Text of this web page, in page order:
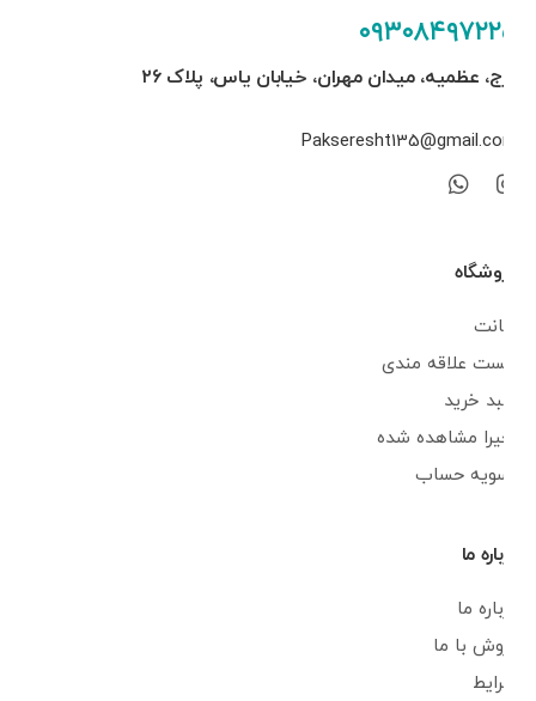
۰۹۳۰۸۴۹۷۲۲۵
کرج، عظمیه، میدان مهران، خیابان یاس، پلاک ۲۶
Pakseresht135@gmail.com
فروشگاه
اکانت
لیست علاقه مندی
سبد خرید
اخیرا مشاهده شده
تسویه حساب
درباره ما
درباره ما
فروش با ما
شرایط